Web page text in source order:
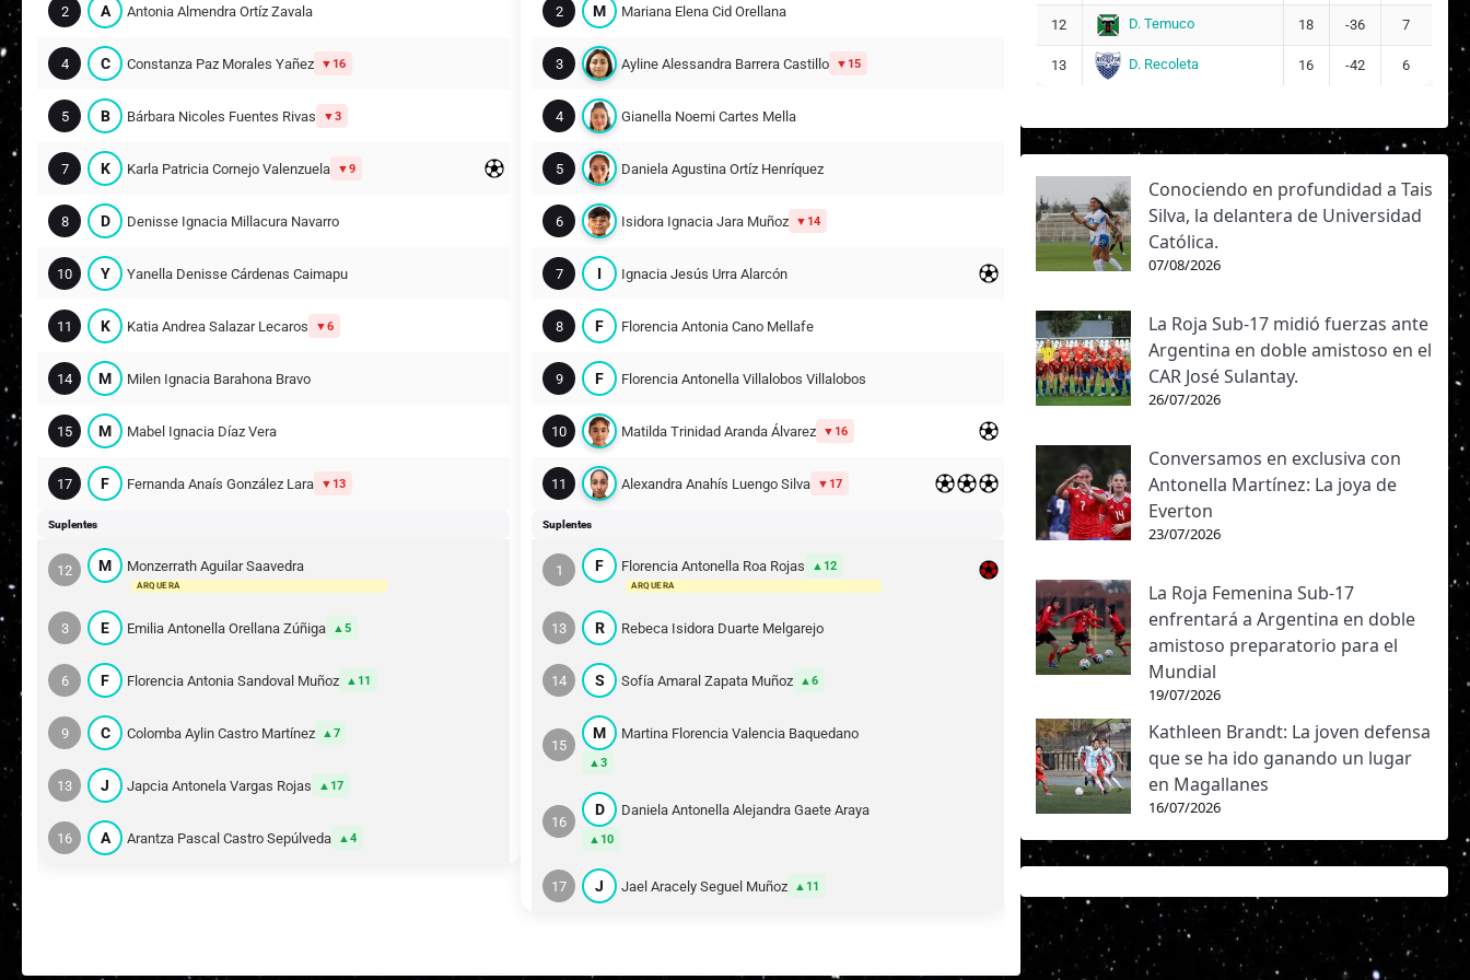
2 A Antonia Almendra Ortíz Zavala
4 C Constanza Paz Morales Yañez 16
5 B Bárbara Nicoles Fuentes Rivas 3
7 K Karla Patricia Cornejo Valenzuela 9
8 D Denisse Ignacia Millacura Navarro
10 Y Yanella Denisse Cárdenas Caimapu
11 K Katia Andrea Salazar Lecaros 6
14 M Milen Ignacia Barahona Bravo
15 M Mabel Ignacia Díaz Vera
17 F Fernanda Anaís González Lara 13
Suplentes
12 M Monzerrath Aguilar Saavedra
ARQUERA
3 E Emilia Antonella Orellana Zúñiga 5
6 F Florencia Antonia Sandoval Muñoz 11
9 C Colomba Aylin Castro Martínez 7
13 J Japcia Antonela Vargas Rojas 17
16 A Arantza Pascal Castro Sepúlveda 4
2 M Mariana Elena Cid Orellana
3 Ayline Alessandra Barrera Castillo 15
4 Gianella Noemi Cartes Mella
5 Daniela Agustina Ortíz Henríquez
6 Isidora Ignacia Jara Muñoz 14
7 I Ignacia Jesús Urra Alarcón
8 F Florencia Antonia Cano Mellafe
9 F Florencia Antonella Villalobos Villalobos
10 Matilda Trinidad Aranda Álvarez 16
11 Alexandra Anahís Luengo Silva 17
Suplentes
1 F Florencia Antonella Roa Rojas 12
ARQUERA
13 R Rebeca Isidora Duarte Melgarejo
14 S Sofía Amaral Zapata Muñoz 6
15
M Martina Florencia Valencia Baquedano
3
16
D Daniela Antonella Alejandra Gaete Araya
10
17 J Jael Aracely Seguel Muñoz 11
12 D. Temuco 18 -36 7
13 D. Recoleta 16 -42 6
Conociendo en profundidad a Tais
Silva, la delantera de Universidad
Católica.
07/08/2026
La Roja Sub-17 midió fuerzas ante
Argentina en doble amistoso en el
CAR José Sulantay.
26/07/2026
Conversamos en exclusiva con
Antonella Martínez: La joya de
Everton
23/07/2026
La Roja Femenina Sub-17
enfrentará a Argentina en doble
amistoso preparatorio para el
Mundial
19/07/2026
Kathleen Brandt: La joven defensa
que se ha ido ganando un lugar
en Magallanes
16/07/2026